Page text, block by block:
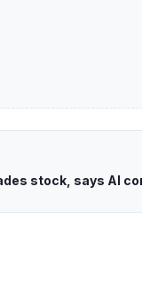
stock, says AI